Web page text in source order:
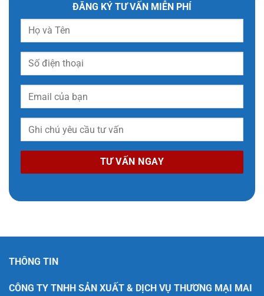
ĐĂNG KÝ TƯ VẤN MIỄN PHÍ
THÔNG TIN
CÔNG TY TNHH SẢN XUẤT & DỊCH VỤ THƯƠNG MẠI MAI